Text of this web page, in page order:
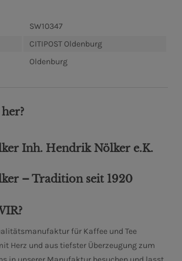
SW10347
CITIPOST Oldenburg
Oldenburg
Inh. Hendrik Nölker e.K.
– Tradition seit 1920
für Kaffee und Tee
Herz und aus tiefster Überzeugung zum